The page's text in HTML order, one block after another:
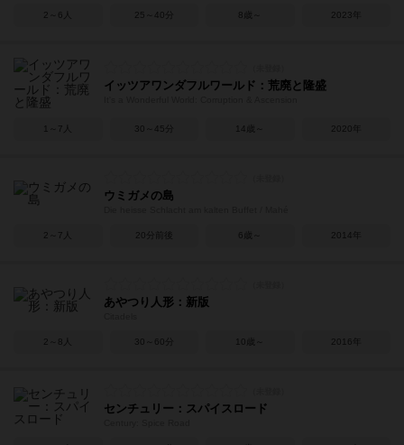
2～6人 25～40分 8歳～ 2023年
イッツアワンダフルワールド：荒廃と隆盛
1～7人 30～45分 14歳～ 2020年
ウミガメの島
2～7人 20分前後 6歳～ 2014年
あやつり人形：新版
2～8人 30～60分 10歳～ 2016年
センチュリー：スパイスロード